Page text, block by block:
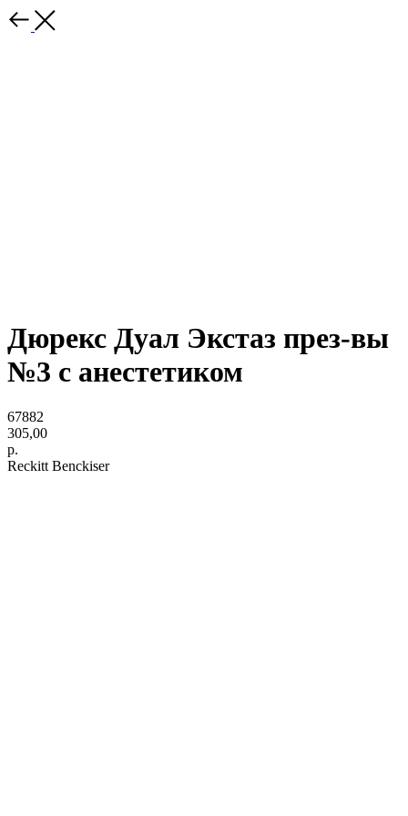
Дюрекс Дуал Экстаз през-вы
№3 с анестетиком
67882
305,00
р.
Reckitt Benckiser